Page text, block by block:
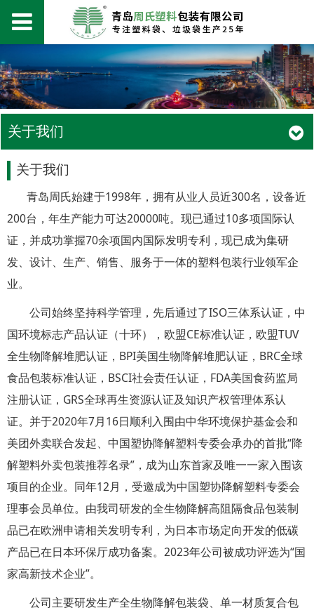
关于我们
关于我们
青岛周氏始建于1998年，拥有从业人员近300名，设备近
200台，年生产能力可达20000吨。现已通过10多项国际认
证，并成功掌握70余项国内国际发明专利，现已成为集研
发、设计、生产、销售、服务于一体的塑料包装行业领军企
业。
公司始终坚持科学管理，先后通过了ISO三体系认证，中
国环境标志产品认证（十环），欧盟CE标准认证，欧盟TUV
全生物降解堆肥认证，BPI美国生物降解堆肥认证，BRC全球
食品包装标准认证，BSCI社会责任认证，FDA美国食药监局
注册认证，GRS全球再生资源认证及知识产权管理体系认
证。并于2020年7月16日顺利入围由中华环境保护基金会和
美团外卖联合发起、中国塑协降解塑料专委会承办的首批“降
解塑料外卖包装推荐名录”，成为山东首家及唯一一家入围该
项目的企业。同年12月，受邀成为中国塑协降解塑料专委会
理事会员单位。由我司研发的全生物降解高阻隔食品包装制
品已在欧洲申请相关发明专利，为日本市场定向开发的低碳
产品已在日本环保厅成功备案。2023年公司被成功评选为“国
家高新技术企业”。
公司主要研发生产全生物降解包装袋、单一材质复合包